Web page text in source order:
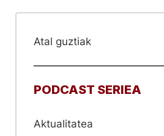
Atal guztiak
PODCAST SERIEA
Aktualitatea